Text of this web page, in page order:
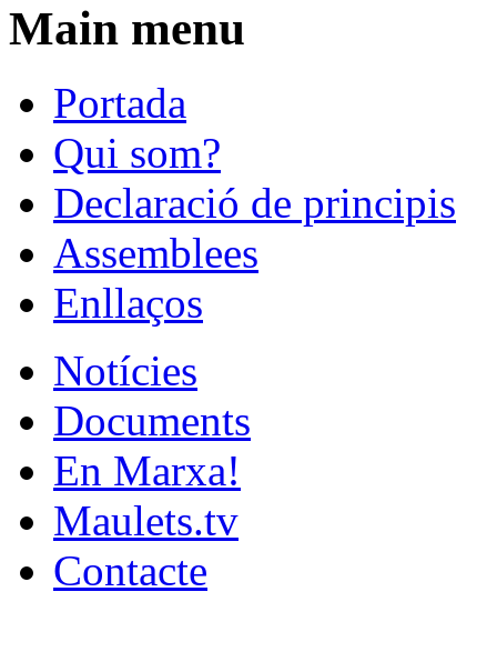
Main menu
Portada
Qui som?
Declaració de principis
Assemblees
Enllaços
Notícies
Documents
En Marxa!
Maulets.tv
Contacte